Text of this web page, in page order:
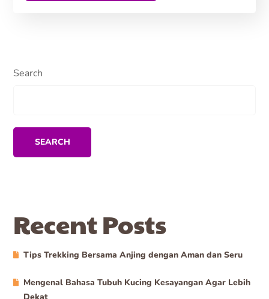
Search
SEARCH
Recent Posts
Tips Trekking Bersama Anjing dengan Aman dan Seru
Mengenal Bahasa Tubuh Kucing Kesayangan Agar Lebih